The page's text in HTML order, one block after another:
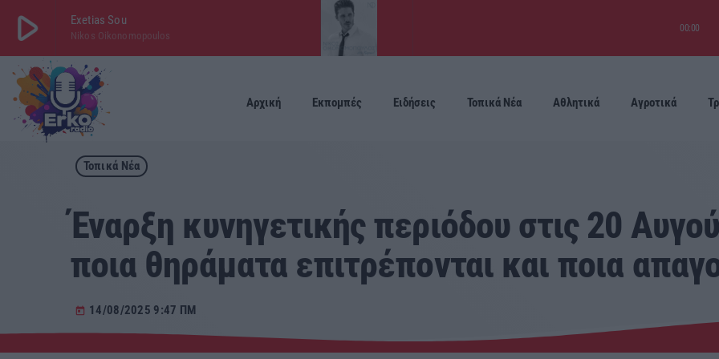
play_arrow Exetias Sou
Nikos Oikonomopoulos
00:00
play_arrow ΕΡΚΟ
LIVE
Αρχική Εκπομπές Ειδήσεις Τοπικά Νέα Αθλητικά Αγροτικά
Τοπικά Νέα
Έναρξη κυνηγετικής περιόδου στις 20
ποια θηράματα επιτρέπονται και ποια
today 14/08/2025 9:47 ΠΜ